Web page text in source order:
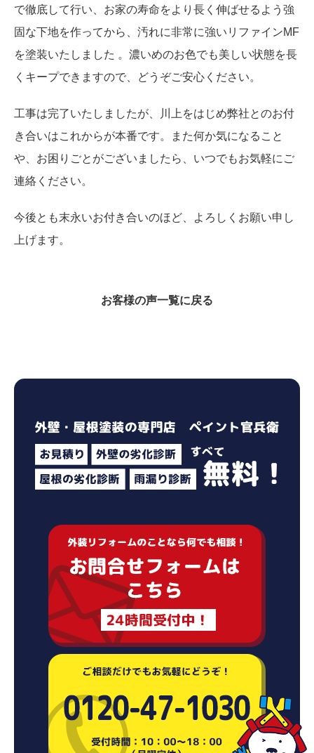
で徹底して行い、お家の寿命をより長く伸ばせるよう強
固な下地を作ってから、汚れに非常に強いリファインMF
を塗装いたしました 。濃いめのお色でも美しい状態を長
くキープできますので、どうぞご安心ください。
工事は完了いたしましたが、川上をはじめ弊社とのお付
き合いはこれからが本番です。また何か気になること
や、お困りごとがございましたら、いつでもお気軽にご
連絡ください。
今後とも末永いお付き合いのほど、よろしくお願い申し
上げます。
お客様の声一覧に戻る